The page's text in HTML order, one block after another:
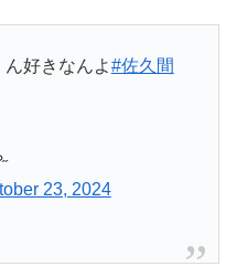
好きなんよ#佐久間
23, 2024